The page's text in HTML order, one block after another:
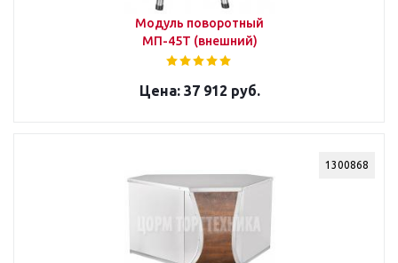
Модуль поворотный
МП-45Т (внешний)
37 912 руб.
1300868